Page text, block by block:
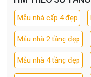
Mẫu nhà cấp 4 đẹp
Mẫu nhà 2 tầng đẹp
Mẫu nhà 4 tầng đẹp